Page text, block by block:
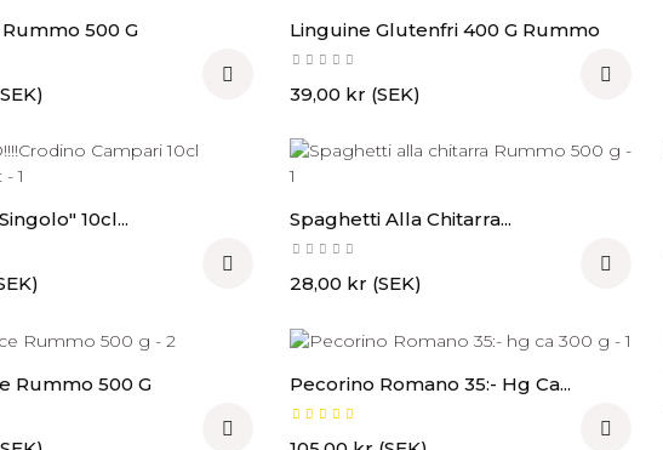
500 G

Linguine Glutenfri 400 G Rummo
Pris
39,00 kr (SEK)

10cl...

Spaghetti Alla Chitarra...
Pris
28,00 kr (SEK)

Rummo 500 G

Pecorino Romano 35:- Hg Ca...
Pris
